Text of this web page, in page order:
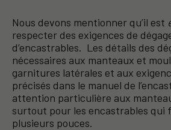
Nous devons mentionner qu’il est
respecter des exigences de
d’encastrables. Les détails des
nécessaires aux manteaux et
garnitures latérales et aux
précisés dans le manuel de
attention particulière aux
surtout pour les encastrables qui
plusieurs pouces.